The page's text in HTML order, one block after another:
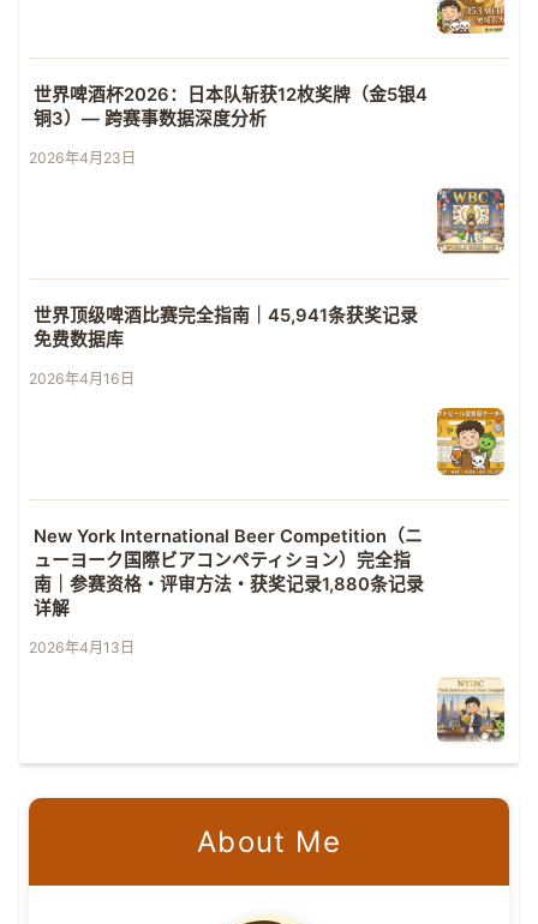
世界啤酒杯2026：日本队斩获12枚奖牌（金5银4
铜3）— 跨赛事数据深度分析
2026年4月23日
世界顶级啤酒比赛完全指南｜45,941条获奖记录
免费数据库
2026年4月16日
New York International Beer Competition（ニ
ューヨーク国際ビアコンペティション）完全指
南｜参赛资格・评审方法・获奖记录1,880条记录
详解
2026年4月13日
About Me